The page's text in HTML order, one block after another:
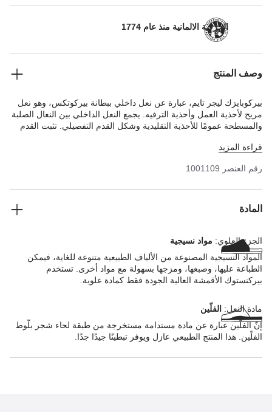
الحرفية الالمانية منذ عام 1774
وصف المنتج
بيركوبايزك ليجر تايم، عبارة عن نعل داخلي ببطانة بيركوتكس، وهو نعل
مريح لأحذية العمل وأحذية الترفيه. يجمع النعل الداخلي بين النعال الصلبة
والمسطحة عمومًا للأحذية التقليدية وشكل القدم التفصيلي. تثبت القدم
قراءة المزيد
رقم العنصر 1001109
المادة
الجزء العلوي: مواد نسيجية
المواد النسيجية المصنوعة من الألياف الطبيعية متنوعة للغاية، فيمكن
الطباعة عليها، وصبغها، ومزجها بسهولة مع مواد أخرى. تستخدم
بيركنستوك الأقمشة العالية الجودة فقط كمادة علوية.
مادة النعل: الفلّين
إنّ الفلّين عبارة عن مادة مستدامة مستخرجة من طبقة لحاء شجر بلّوط
الفلّين. هذا المنتج الطبيعي عازل ويوفر تبطينًا جيدًا جدًا.